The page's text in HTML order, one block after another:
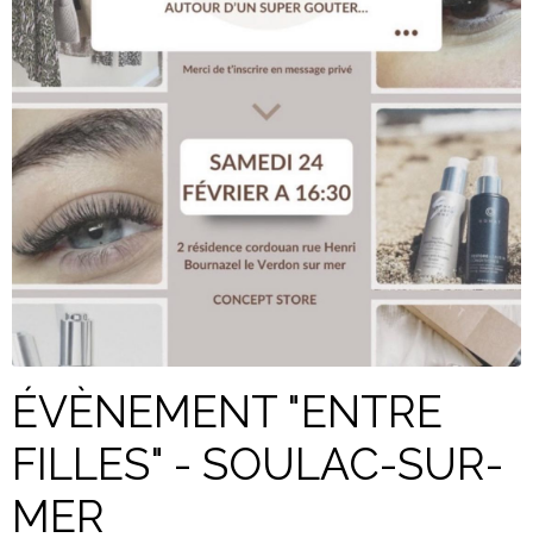
ÉVÈNEMENT "ENTRE
FILLES" - SOULAC-SUR-
MER